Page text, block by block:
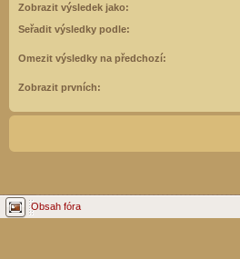
Zobrazit výsledek jako:
Seřadit výsledky podle:
Omezit výsledky na předchozí:
Zobrazit prvních:
Obsah fóra